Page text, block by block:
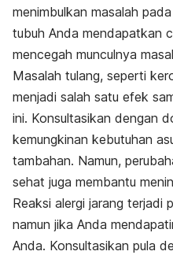
menimbulkan masalah
tubuh Anda mendapatkan
mencegah munculnya
Masalah tulang, seperti
menjadi salah satu efek
ini. Konsultasikan dengan
kemungkinan kebutuhan
tambahan. Namun,
sehat juga membantu
Reaksi alergi jarang terjadi
namun jika Anda
Anda. Konsultasikan pula